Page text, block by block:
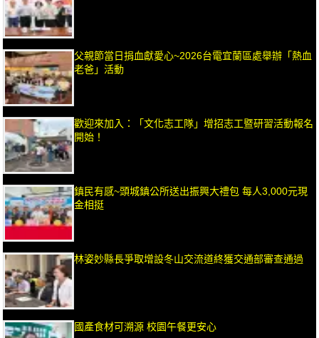
父親節當日捐血獻愛心~2026台電宜蘭區處舉辦「熱血
老爸」活動
歡迎來加入：「文化志工隊」增招志工暨研習活動報名
開始！
鎮民有感~頭城鎮公所送出振興大禮包 每人3,000元現
金相挺
林姿妙縣長爭取增設冬山交流道終獲交通部審查通過
國產食材可溯源 校園午餐更安心